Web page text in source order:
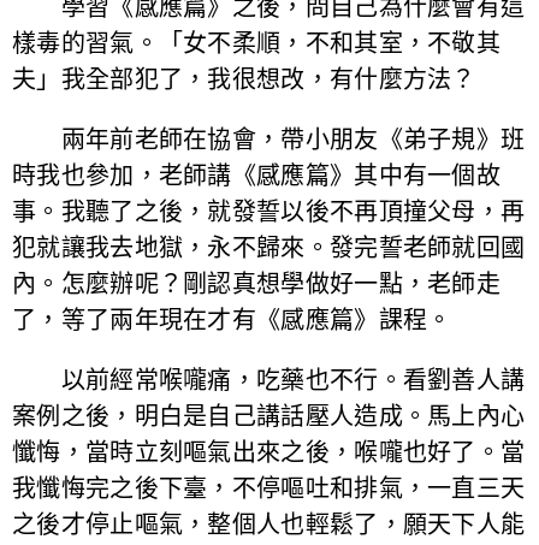
學習《感應篇》之後，問自己為什麼會有這
樣毒的習氣。「女不柔順，不和其室，不敬其
夫」我全部犯了，我很想改，有什麼方法？
兩年前老師在協會，帶小朋友《弟子規》班
時我也參加，老師講《感應篇》其中有一個故
事。我聽了之後，就發誓以後不再頂撞父母，再
犯就讓我去地獄，永不歸來。發完誓老師就回國
內。怎麼辦呢？剛認真想學做好一點，老師走
了，等了兩年現在才有《感應篇》課程。
以前經常喉嚨痛，吃藥也不行。看劉善人講
案例之後，明白是自己講話壓人造成。馬上內心
懺悔，當時立刻嘔氣出來之後，喉嚨也好了。當
我懺悔完之後下臺，不停嘔吐和排氣，一直三天
之後才停止嘔氣，整個人也輕鬆了，願天下人能